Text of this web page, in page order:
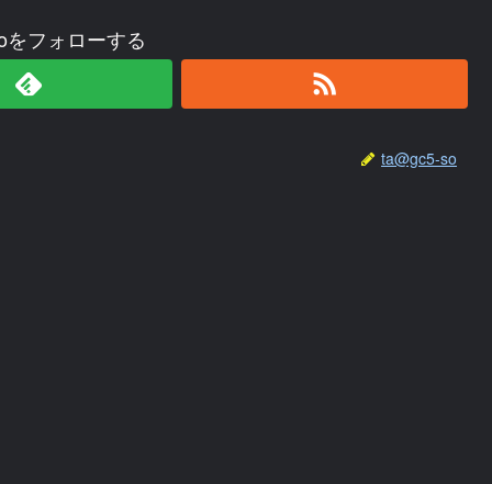
フォローする
ta@gc5-so